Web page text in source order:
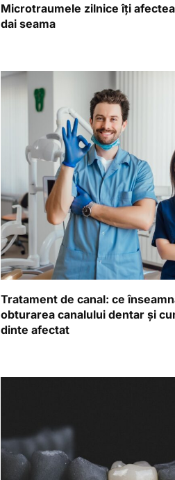
Microtraumele zilnice îți
dai seama
Tratament de canal: ce
obturarea canalului dentar și
dinte afectat